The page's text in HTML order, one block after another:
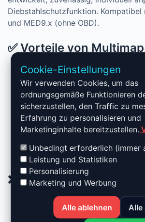
Diebstahlschutzfunktion. Kompatibel
und MED9.x (ohne OBD).
✅ Vorteile von Multimap
Mehrere Kennfelder in einem
Kombination von Performance
Maximale Optimierung der
SP102…)
Optional integrierte
Intern entwickelt und vollständig
Erweiterte Kompatibilität:
ohne OBD
❌ Nachteile und
Hohe Kosten (durchschnittlich
Lange Entwicklungszeit für jedes
Cookie-Einstellungen
Wir verwenden Cookies, um das
ordnungsgemäße Funktionieren
sicherzustellen, den Traffic zu
Erfahrung zu personalisieren und
Marketinginhalte bereitzustellen.
Unbedingt erforderlich (immer
Leistung und Statistiken
Personalisierung
Marketing und Werbung
Alle ablehnen Alle